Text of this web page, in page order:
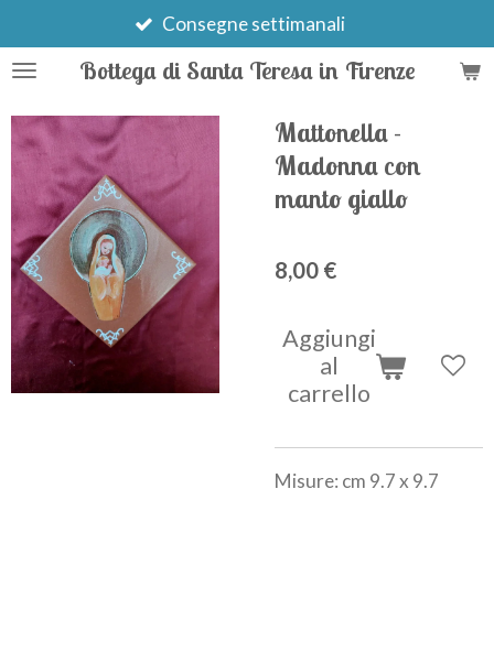
al
contenutoBottega di Santa Teresa in Firenze
Consegne settimanali
Mattonella -
Madonna con
manto giallo
8,00 €
Aggiungi
al
carrello
Misure: cm 9.7 x 9.7